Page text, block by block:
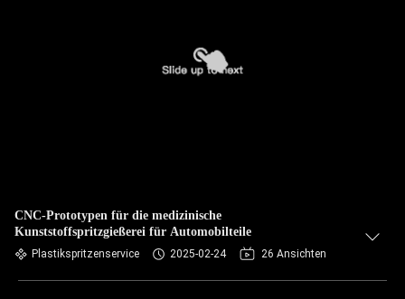
CNC-Prototypen für die medizinische
Kunststoffspritzgießerei für Automobilteile
Plastikspritzenservice 2025-02-24 26 Ansichten